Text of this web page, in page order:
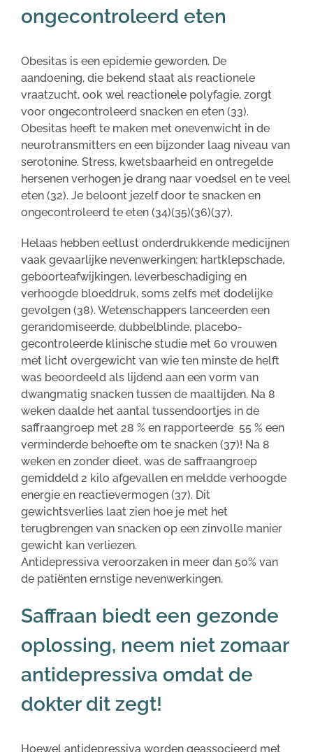
ongecontroleerd eten
Obesitas is een epidemie geworden. De
aandoening, die bekend staat als reactionele
vraatzucht, ook wel reactionele polyfagie, zorgt
voor ongecontroleerd snacken en eten (33).
Obesitas heeft te maken met onevenwicht in de
neurotransmitters en een bijzonder laag niveau van
serotonine. Stress, kwetsbaarheid en ontregelde
hersenen verhogen je drang naar voedsel en te veel
eten (32). Je beloont jezelf door te snacken en
ongecontroleerd te eten (34)(35)(36)(37).
Helaas hebben eetlust onderdrukkende medicijnen
vaak gevaarlijke nevenwerkingen: hartklepschade,
geboorteafwijkingen, leverbeschadiging en
verhoogde bloeddruk, soms zelfs met dodelijke
gevolgen (38). Wetenschappers lanceerden een
gerandomiseerde, dubbelblinde, placebo-
gecontroleerde klinische studie met 60 vrouwen
met licht overgewicht van wie ten minste de helft
was beoordeeld als lijdend aan een vorm van
dwangmatig snacken tussen de maaltijden. Na 8
weken daalde het aantal tussendoortjes in de
saffraangroep met 28 % en rapporteerde 55 % een
verminderde behoefte om te snacken (37)! Na 8
weken en zonder dieet, was de saffraangroep
gemiddeld 2 kilo afgevallen en meldde verhoogde
energie en reactievermogen (37). Dit
gewichtsverlies laat zien hoe je met het
terugbrengen van snacken op een zinvolle manier
gewicht kan verliezen.
Antidepressiva veroorzaken in meer dan 50% van
de patiënten ernstige nevenwerkingen.
Saffraan biedt een gezonde
oplossing, neem niet zomaar
antidepressiva omdat de
dokter dit zegt!
Hoewel antidepressiva worden geassocieerd met